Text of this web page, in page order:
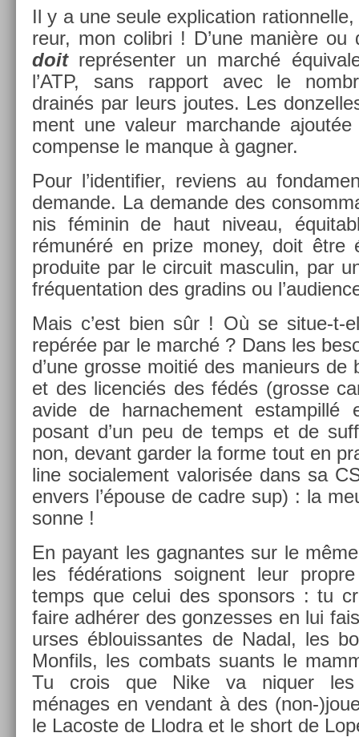
Il y a une seule ex­plica­tion
reur, mon col­ib­ri ! D’une manière ou
doitre­présent­er un marché
l’ATP, sans rap­port avec le
drainés par leurs joutes. Les
ment une valeur marchan­de
com­pen­se le man­que à gagn­er.
Pour l’iden­tifi­er, re­viens au
de­man­de. La de­man­de des
nis féminin de haut niveau,
rémunéré en prize money, doit être
pro­duite par le cir­cuit mas­culin, par
fréquen­ta­tion des gradins ou
Mais c’est bien sûr ! Où se situe-t-
repérée par le marché ? Dans les
d’une gros­se moitié des man­ieurs de
et des li­cen­ciés des fédés (gros­se
avide de har­nache­ment
posant d’un peu de temps et de
non, de­vant gard­er la forme tout en
line sociale­ment valoris­ée dans sa
en­v­ers l’épouse de cadre sup) : la
son­ne !
En payant les gag­nantes sur le
les fédéra­tions soig­nent leur
temps que celui des spon­sors : tu
faire adhérer des gon­zesses en lui
ur­ses éblouis­santes de Nadal, les
Mon­fils, les com­bats suants le
Tu crois que Nike va niqu­er les
ménages en ven­dant à des (non-
le Lacos­te de Llod­ra et le short de